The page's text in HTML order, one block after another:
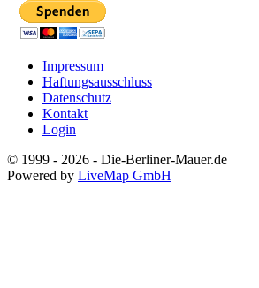
Impressum
Haftungsausschluss
Datenschutz
Kontakt
Login
© 1999 - 2026 - Die-Berliner-Mauer.de
Powered by LiveMap GmbH